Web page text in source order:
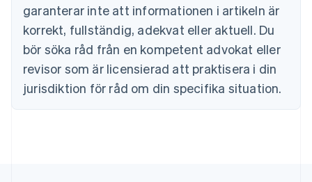
garanterar inte att informationen i artikeln är
korrekt, fullständig, adekvat eller aktuell. Du
bör söka råd från en kompetent advokat eller
revisor som är licensierad att praktisera i din
jurisdiktion för råd om din specifika situation.
Estland
Fastlandskina
简体中文English
Finland
English Svenska
Frankrike